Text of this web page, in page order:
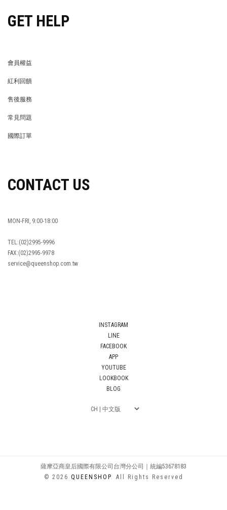
GET HELP
會員權益
紅利回饋
售後服務
常見問題
國際訂單
CONTACT US
MON-FRI, 9:00-18:00
TEL:(02)2995-9996
FAX:(02)2995-9978
service@queenshop.com.tw
INSTAGRAM
LINE
FACEBOOK
APP
YOUTUBE
LOOKBOOK
BLOG
薩摩亞商皇后國際有限公司台灣分公司｜統編53678183
© 2026 QUEENSHOP. All Rights Reserved